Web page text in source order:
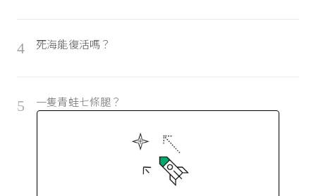
4 死海能復活嗎？
5 一隻青蛙七條腿？